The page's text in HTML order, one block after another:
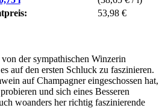
53,98 €
von der sympathischen Winzerin
auf den ersten Schluck zu faszinieren.
auf Champagner eingeschossen hat,
und sich eines Besseren
woanders her richtig faszinierende